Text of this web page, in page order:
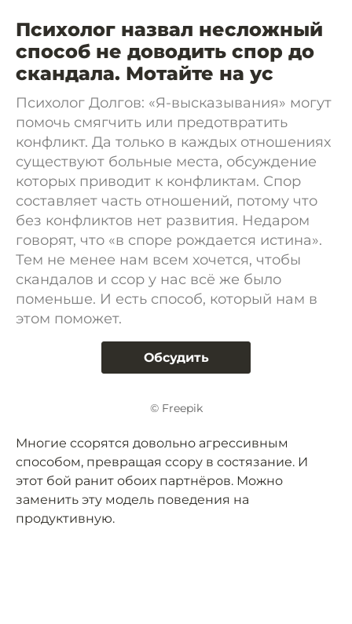
Психолог назвал несложный
способ не доводить спор до
скандала. Мотайте на ус
Психолог Долгов: «Я-высказывания» могут
помочь смягчить или предотвратить
конфликт. Да только в каждых отношениях
существуют больные места, обсуждение
которых приводит к конфликтам. Спор
составляет часть отношений, потому что
без конфликтов нет развития. Недаром
говорят, что «в споре рождается истина».
Тем не менее нам всем хочется, чтобы
скандалов и ссор у нас всё же было
поменьше. И есть способ, который нам в
этом поможет.
Обсудить
© Freepik
Многие ссорятся довольно агрессивным
способом, превращая ссору в состязание. И
этот бой ранит обоих партнёров. Можно
заменить эту модель поведения на
продуктивную.